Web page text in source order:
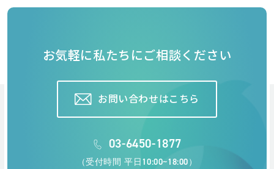
お気軽に私たちにご相談ください
お問い合わせはこちら
03-6450-1877
（受付時間 平日10:00~18:00）